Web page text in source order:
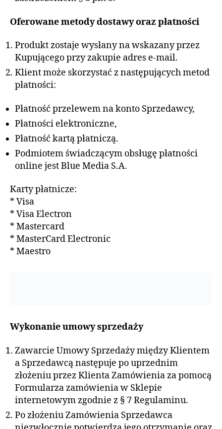
Oferowane metody dostawy oraz płatności
Produkt zostaje wysłany na wskazany przez
Kupującego przy zakupie adres e-mail.
Klient może skorzystać z następujących metod
płatności:
Płatność przelewem na konto Sprzedawcy,
Płatności elektroniczne,
Płatność kartą płatniczą.
Podmiotem świadczącym obsługę płatności
online jest Blue Media S.A.
Karty płatnicze:
* Visa
* Visa Electron
* Mastercard
* MasterCard Electronic
* Maestro
Wykonanie umowy sprzedaży
Zawarcie Umowy Sprzedaży między Klientem
a Sprzedawcą następuje po uprzednim
złożeniu przez Klienta Zamówienia za pomocą
Formularza zamówienia w Sklepie
internetowym zgodnie z § 7 Regulaminu.
Po złożeniu Zamówienia Sprzedawca